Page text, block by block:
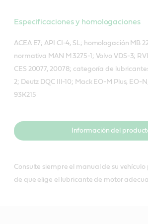
Especificaciones y homologaciones
ACEA E7; API CI-4, SL; homologación MB
normativa MAN M 3275-1; Volvo VDS-3;
CES 20077, 20078; categoría de
2; Deutz DQC III-10; Mack EO-M Plus, EO-
93K215
Información del
Consulte siempre el manual de su
de que elige el lubricante de motor